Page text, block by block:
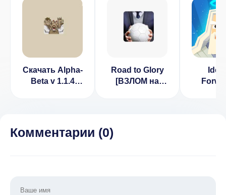
Скачать Alpha-
Beta v 1.1.4
Road to Glory
[ВЗЛОМ на
Комментарии (0)